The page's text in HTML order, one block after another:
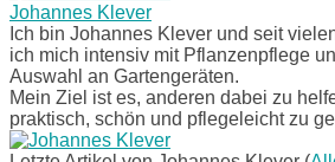
Johannes Klever
Ich bin Johannes Klever und seit
ich mich intensiv mit Pflanzenpflege
Auswahl an Gartengeräten.
Mein Ziel ist es, anderen dabei zu
praktisch, schön und pflegeleicht zu